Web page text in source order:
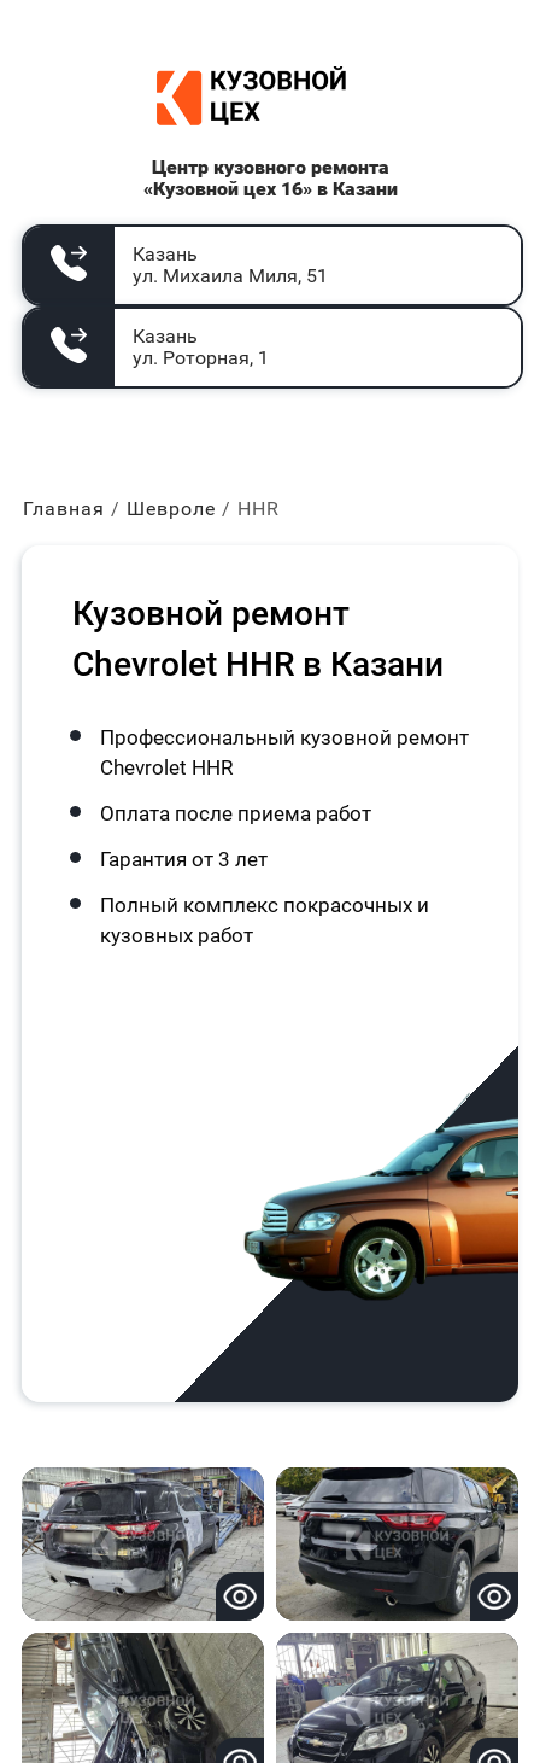
Центр кузовного ремонта
«Кузовной цех 16» в Казани
Казань
ул. Михаила Миля, 51
Казань
ул. Роторная, 1
Главная Шевроле HHR
Кузовной ремонт
Chevrolet HHR в Казани
Профессиональный кузовной ремонт
Chevrolet HHR
Оплата после приема работ
Гарантия от 3 лет
Полный комплекс покрасочных и
кузовных работ